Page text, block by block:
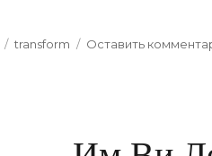
Tags
transform Оставить